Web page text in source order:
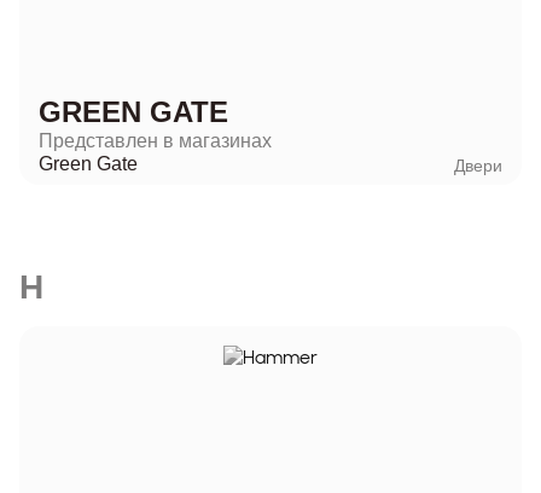
GREEN GATE
Представлен в магазинах
Green Gate
Двери
H